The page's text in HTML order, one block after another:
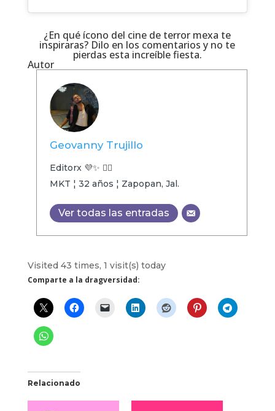
¿En qué ícono del cine de terror mexa te
inspiraras? Dilo en los comentarios y no te
pierdas esta increíble fiesta.
Autor
Geovanny Trujillo
Editorx 💜✨ 🏳️‍🌈
MKT ¦ 32 años ¦ Zapopan, Jal.
Ver todas las entradas
Visited 43 times, 1 visit(s) today
Comparte a la dragversidad:
Relacionado